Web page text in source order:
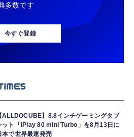
多数です
今すぐ登録
【ALLDOCUBE】8.8インチゲーミングタブ
ット「iPlay 80 mini Turbo」を8月13日に
本で世界最速発売